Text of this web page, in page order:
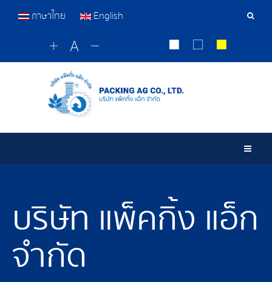
เครื่อ
ภาษาไทย English
บริษัท แพ็คกิ้ง แอ็ก
จำกัด